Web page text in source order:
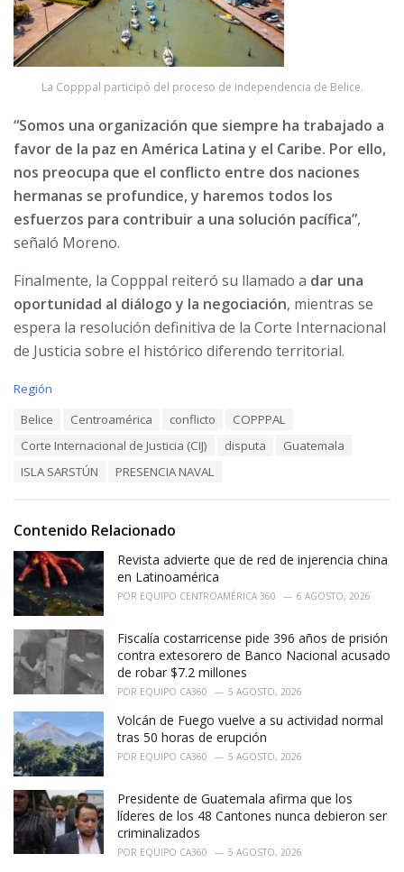
La Copppal participó del proceso de independencia de Belice.
“Somos una organización que siempre ha trabajado a
favor de la paz en América Latina y el Caribe. Por ello,
nos preocupa que el conflicto entre dos naciones
hermanas se profundice, y haremos todos los
esfuerzos para contribuir a una solución pacífica”,
señaló Moreno.
Finalmente, la Copppal reiteró su llamado a dar una
oportunidad al diálogo y la negociación, mientras se
espera la resolución definitiva de la Corte Internacional
de Justicia sobre el histórico diferendo territorial.
C
s
:
Región
Belice Centroamérica conflicto
COPPPAL
Corte Internacional de Justicia (CIJ)
disputa
Guatemala
ISLA SARSTÚN
PRESENCIA NAVAL
Contenido Relacionado
Revista advierte que de red de injerencia china
en Latinoamérica
POR EQUIPO CENTROAMÉRICA 360 6 AGOSTO, 2026
Fiscalía costarricense pide 396 años de prisión
contra extesorero de Banco Nacional acusado
de robar $7.2 millones
POR EQUIPO CA360 5 AGOSTO, 2026
Volcán de Fuego vuelve a su actividad normal
tras 50 horas de erupción
POR EQUIPO CA360 5 AGOSTO, 2026
Presidente de Guatemala afirma que los
líderes de los 48 Cantones nunca debieron ser
criminalizados
POR EQUIPO CA360 5 AGOSTO, 2026